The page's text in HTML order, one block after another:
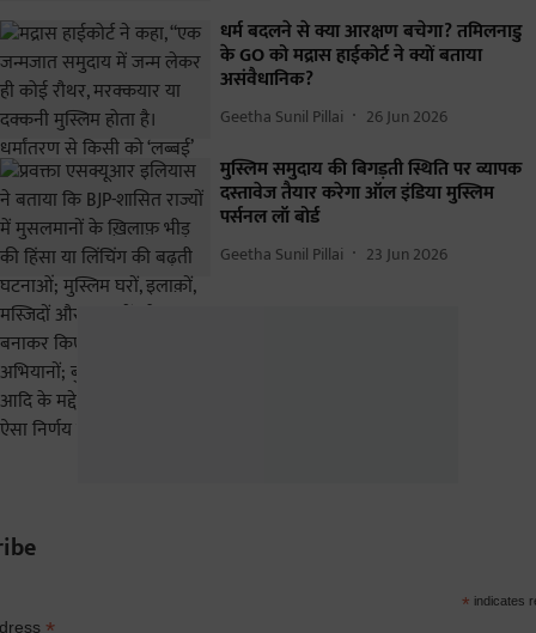
धर्म बदलने से क्या आरक्षण बचेगा? तमिलनाडु
के GO को मद्रास हाईकोर्ट ने क्यों बताया
असंवैधानिक?
Geetha Sunil Pillai 26 Jun 2026
मुस्लिम समुदाय की बिगड़ती स्थिति पर व्यापक
दस्तावेज तैयार करेगा ऑल इंडिया मुस्लिम
पर्सनल लॉ बोर्ड
Geetha Sunil Pillai 23 Jun 2026
* indicates